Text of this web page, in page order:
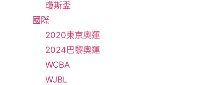
瓊斯盃
國際
2020東京奧運
2024巴黎奧運
WCBA
WJBL